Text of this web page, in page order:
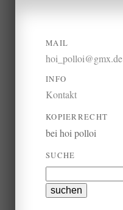
MAIL
hoi_polloi@gmx.de
INFO
Kontakt
KOPIERRECHT
bei hoi polloi
SUCHE